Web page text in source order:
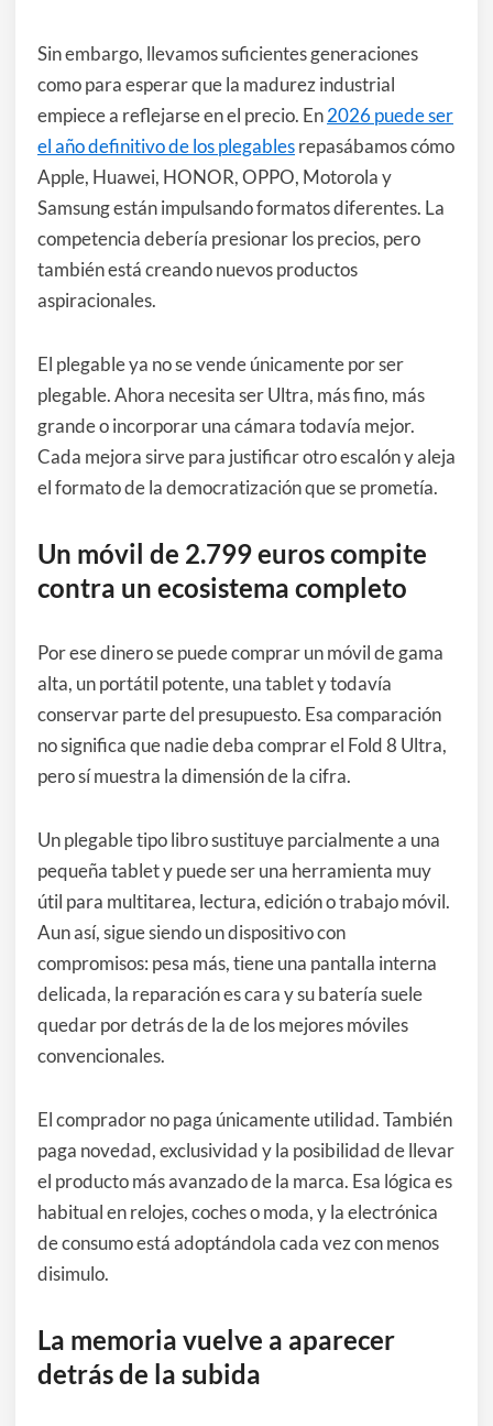
Sin embargo, llevamos suficientes generaciones
como para esperar que la madurez industrial
empiece a reflejarse en el precio. En2026 puede ser
el año definitivo de los plegablesrepasábamos cómo
Apple, Huawei, HONOR, OPPO, Motorola y
Samsung están impulsando formatos diferentes. La
competencia debería presionar los precios, pero
también está creando nuevos productos
aspiracionales.
El plegable ya no se vende únicamente por ser
plegable. Ahora necesita ser Ultra, más fino, más
grande o incorporar una cámara todavía mejor.
Cada mejora sirve para justificar otro escalón y aleja
el formato de la democratización que se prometía.
Un móvil de 2.799 euros compite
contra un ecosistema completo
Por ese dinero se puede comprar un móvil de gama
alta, un portátil potente, una tablet y todavía
conservar parte del presupuesto. Esa comparación
no significa que nadie deba comprar el Fold 8 Ultra,
pero sí muestra la dimensión de la cifra.
Un plegable tipo libro sustituye parcialmente a una
pequeña tablet y puede ser una herramienta muy
útil para multitarea, lectura, edición o trabajo móvil.
Aun así, sigue siendo un dispositivo con
compromisos: pesa más, tiene una pantalla interna
delicada, la reparación es cara y su batería suele
quedar por detrás de la de los mejores móviles
convencionales.
El comprador no paga únicamente utilidad. También
paga novedad, exclusividad y la posibilidad de llevar
el producto más avanzado de la marca. Esa lógica es
habitual en relojes, coches o moda, y la electrónica
de consumo está adoptándola cada vez con menos
disimulo.
La memoria vuelve a aparecer
detrás de la subida